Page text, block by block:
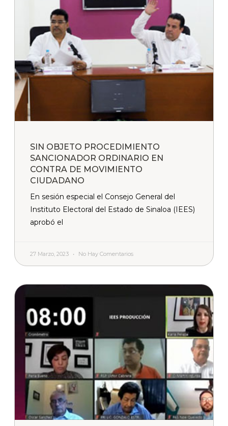
SIN OBJETO PROCEDIMIENTO
SANCIONADOR ORDINARIO EN
CONTRA DE MOVIMIENTO
CIUDADANO
En sesión especial el Consejo General del
Instituto Electoral del Estado de Sinaloa (IEES)
aprobó el
27 Marzo, 2023 No Hay Comentarios